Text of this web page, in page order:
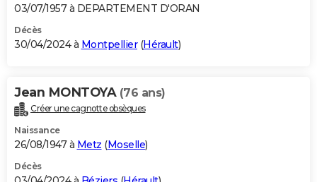
03/07/1957 à DEPARTEMENT D'ORAN
Décès
30/04/2024 à Montpellier(Hérault)
Jean MONTOYA (76 ans)
Créer une cagnotte obsèques
Naissance
26/08/1947 à Metz (Moselle)
Décès